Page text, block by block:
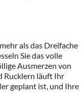
als das Dreifache
Sie das volle
Ausmerzen von
Rucklern läuft Ihr
geplant ist, und Ihre